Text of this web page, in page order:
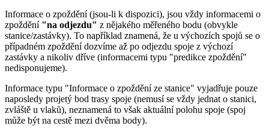
Informace o zpoždění (jsou-li k dispozici), jsou vždy informacemi o
zpoždění "na odjezdu" z nějakého měřeného bodu (obvykle
stanice/zastávky). To například znamená, že u výchozích spojů se o
případném zpoždění dozvíme až po odjezdu spoje z výchozí
zastávky a nikoliv dříve (informacemi typu "predikce zpoždění"
nedisponujeme).
Informace typu "Informace o zpoždění ze stanice" vyjadřuje pouze
naposledy projetý bod trasy spoje (nemusí se vždy jednat o stanici,
zvláště u vlaků), neznamená to však aktuální polohu spoje (spoj
může být na cestě mezi dvěma body).